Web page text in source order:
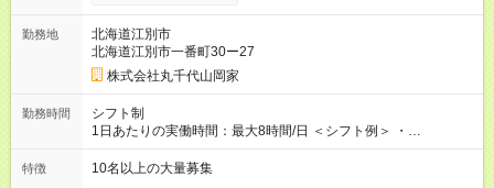
（1分単位で全額支給）（月30時間想定） 深夜手当 1万円～2
※勤務時間により深夜割増手当支給 ◎残業代は1分単位で全額支
給！ ◎固定残業代なし ◎入社時の給与は経験やスキルなどを考
慮して決定します。 ◎残業代は別途全額支給します。 ＼昇格に
合わせてしっかり給与UP／ ◎一般社員：月収30万円～36万円 ※
⽉30時間分の残業時間および深夜⼿当を含んだ想定給与です ◎
店長：45万円以上 ◎店長（上位）：46万円以上 ◎店長（最上
ック等、客観的な評価によって、昇格していきます。 【試用期
間】試用期間あり 試用期間の長さ：3ヶ月 雇用形態、給与は本
勤務地
北海道江別市
北海道江別市一番町30ー27
株式会社丸千代山岡家
勤務時間
シフト制
1日あたりの実働時間：最大8時間/日 ＜シフト例＞ ・
9:00~18:00（早番固定） ・12:00~21:00（遅番固定） ・18:00~
翌3:00（夜勤固定） ※2週間～1ヶ月ごとにローテーション ※24
特徴 10名以上の大量募集